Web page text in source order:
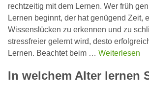
rechtzeitig mit dem Lernen. Wer früh
Lernen beginnt, der hat genügend Zeit,
Wissenslücken zu erkennen und zu
stressfreier gelernt wird, desto
Lernen. Beachtet beim … Weiterlesen
In welchem Alter lernen